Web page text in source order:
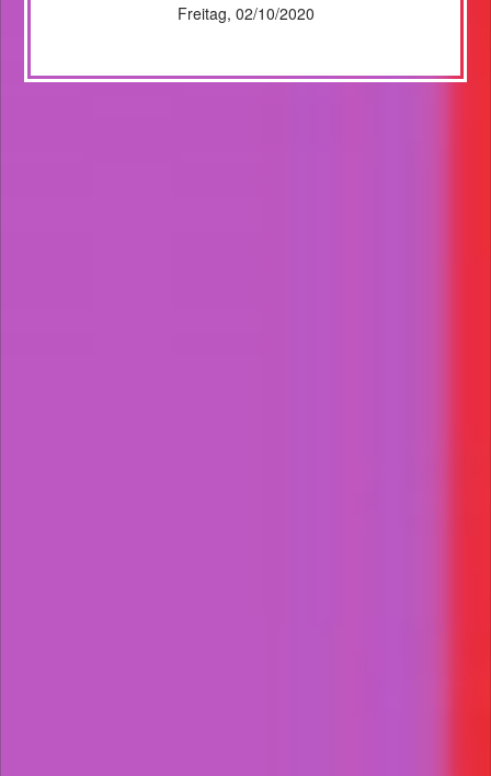
Freitag, 02/10/2020